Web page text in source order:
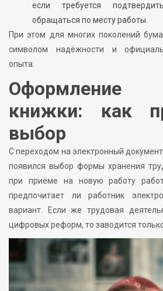
если требуется
обращаться по месту работы.
При этом для многих поколений
символом надёжности и
опыта.
Оформление
книжки: как
выбор
С переходом на электронный
появился выбор формы хранения
при приёме на новую работу
предпочитает ли работник
вариант. Если же трудовая
цифровых реформ, то заводится